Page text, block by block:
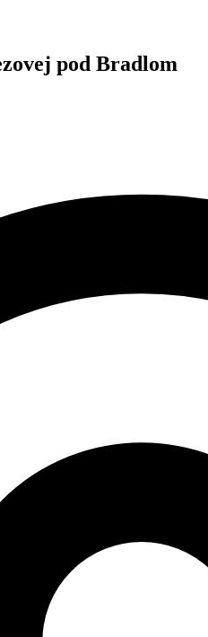
pod Bradlom